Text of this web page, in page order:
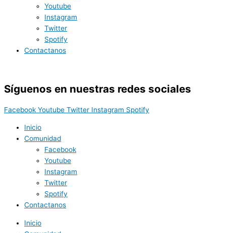
Youtube
Instagram
Twitter
Spotify
Contactanos
Síguenos en nuestras redes sociales
Facebook Youtube Twitter Instagram Spotify
Inicio
Comunidad
Facebook
Youtube
Instagram
Twitter
Spotify
Contactanos
Inicio